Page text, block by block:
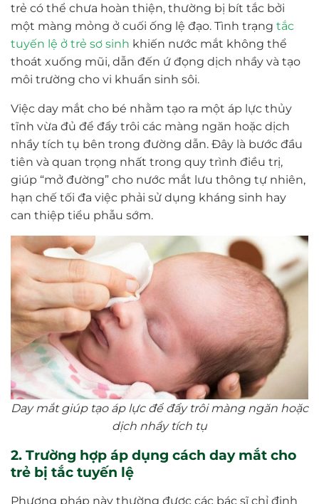
trẻ có thể chưa hoàn thiện, thường bị bít tắc bởi
một màng mỏng ở cuối ống lệ đạo. Tình trạng tắc
tuyến lệ ở trẻ sơ sinh khiến nước mắt không thể
thoát xuống mũi, dẫn đến ứ đọng dịch nhầy và tạo
môi trường cho vi khuẩn sinh sôi.
Việc day mắt cho bé nhằm tạo ra một áp lực thủy
tĩnh vừa đủ để đẩy trôi các màng ngăn hoặc dịch
nhầy tích tụ bên trong đường dẫn. Đây là bước đầu
tiên và quan trọng nhất trong quy trình điều trị,
giúp “mở đường” cho nước mắt lưu thông tự nhiên,
hạn chế tối đa việc phải sử dụng kháng sinh hay
can thiệp tiểu phẫu sớm.
Day mắt giúp tạo áp lực để đẩy trôi màng ngăn hoặc
dịch nhầy tích tụ
2. Trường hợp áp dụng cách day mắt cho
trẻ bị tắc tuyến lệ
Phương pháp này thường được các bác sĩ chỉ định